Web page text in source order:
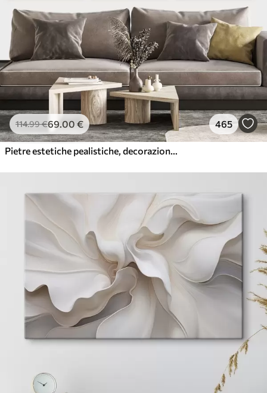
114.99€69.00 € 465
Pietre estetiche pealistiche, decorazione della casa, illuminazione naturale